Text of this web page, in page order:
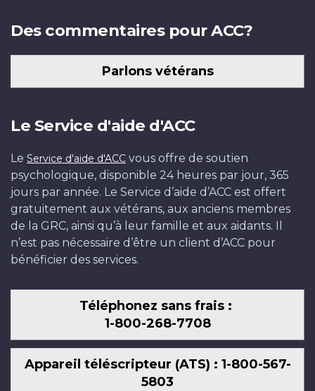
Des commentaires pour ACC?
Parlons vétérans
Le Service d'aide d'ACC
Le Service d'aide d'ACC vous offre de soutien
psychologique, disponible 24 heures par jour, 365
jours par année. Le Service d’aide d’ACC est offert
gratuitement aux vétérans, aux anciens membres
de la GRC, ainsi qu’à leur famille et aux aidants. Il
n’est pas nécessaire d’être un client d’ACC pour
bénéficier des services.
Téléphonez sans frais :
1-800-268-7708
Appareil téléscripteur (ATS) : 1-800-567-
5803